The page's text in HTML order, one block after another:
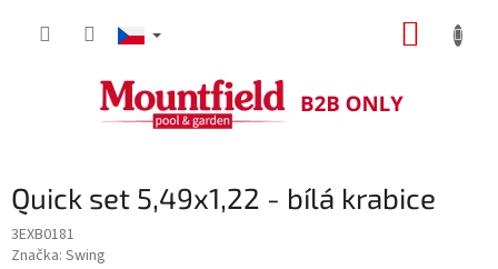
Quick set 5,49x1,22 - bílá krabice
3EXB0181
Značka: Swing